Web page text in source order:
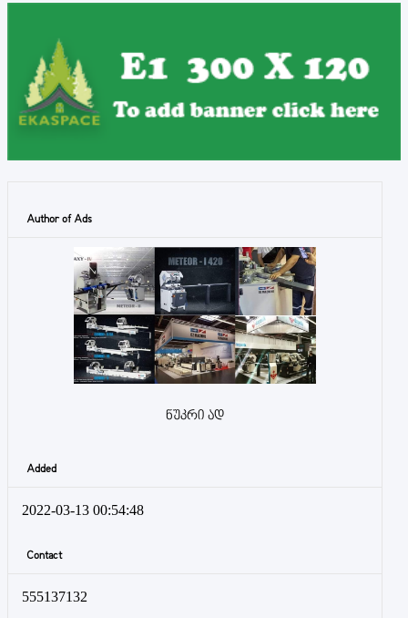
Author of Ads
ნუკრი ად
Added
2022-03-13 00:54:48
Contact
555137132